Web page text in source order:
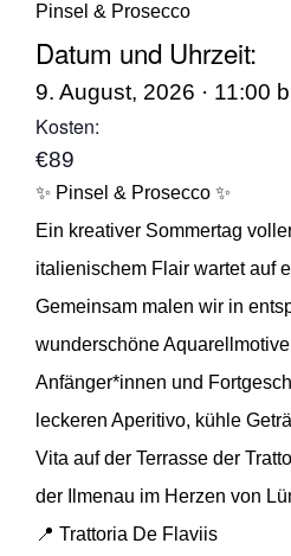
Pinsel & Prosecco
Datum und Uhrzeit:
9. August, 2026 · 11:00
Kosten:
€89
✨ Pinsel & Prosecco ✨
Ein kreativer Sommertag
italienischem Flair wartet auf
Gemeinsam malen wir in
wunderschöne
Anfänger*innen und
leckeren Aperitivo, kühle
Vita auf der Terrasse der
der Ilmenau im Herzen von
📍 Trattoria De Flaviis